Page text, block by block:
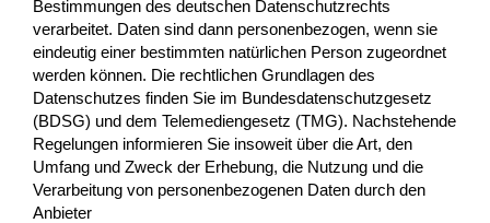
Bestimmungen des deutschen Datenschutzrechts
verarbeitet. Daten sind dann personenbezogen, wenn sie
eindeutig einer bestimmten natürlichen Person zugeordnet
werden können. Die rechtlichen Grundlagen des
Datenschutzes finden Sie im Bundesdatenschutzgesetz
(BDSG) und dem Telemediengesetz (TMG). Nachstehende
Regelungen informieren Sie insoweit über die Art, den
Umfang und Zweck der Erhebung, die Nutzung und die
Verarbeitung von personenbezogenen Daten durch den
Anbieter